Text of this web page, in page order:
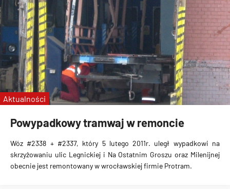
Powypadkowy tramwaj w remoncie
Wóz #2338 + #2337, który 5 lutego 2011r. uległ wypadkowi na
skrzyżowaniu ulic Legnickiej i Na Ostatnim Groszu oraz Milenijnej
obecnie jest remontowany w wrocławskiej firmie Protram.
Aktualności